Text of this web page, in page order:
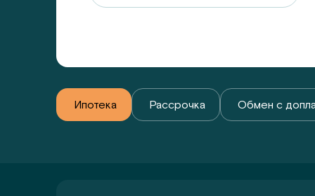
Ипотека Рассрочка Обмен с